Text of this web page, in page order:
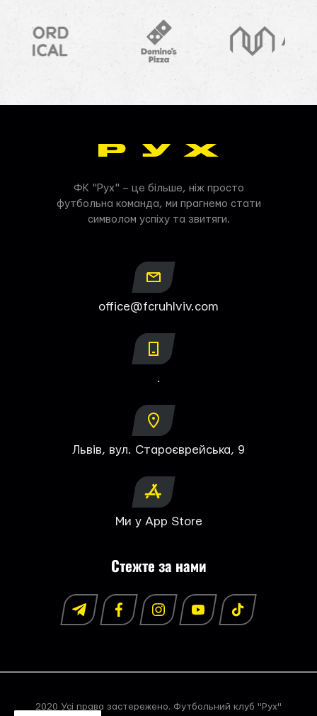
ФК "Рух" – це більше, ніж просто
футбольна команда, ми прагнемо стати
символом успіху та звитяги.
office@fcruhlviv.com
.
Львів, вул. Староєврейська, 9
Ми у App Store
Стежте за нами
2020 Усі права застережено. Футбольний клуб "Рух"